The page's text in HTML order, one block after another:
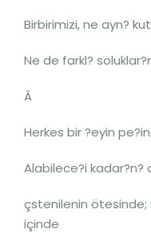
Birbirimizi, ne ayn?
Ne de farkl?
Â
Herkes bir ?eyin
Alabilece?i kadar?n?
çstenilenin ötesinde;
içinde